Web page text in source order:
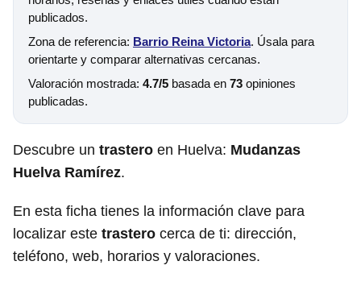
publicados.
Zona de referencia: Barrio Reina Victoria. Úsala para
orientarte y comparar alternativas cercanas.
Valoración mostrada: 4.7/5 basada en 73 opiniones
publicadas.
Descubre un trastero en Huelva: Mudanzas
Huelva Ramírez.
En esta ficha tienes la información clave para
localizar este trastero cerca de ti: dirección,
teléfono, web, horarios y valoraciones.